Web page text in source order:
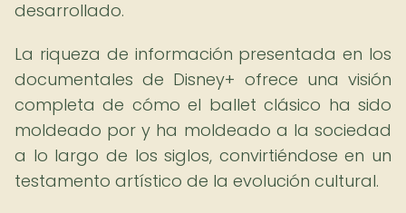
desarrollado.
La riqueza de información presentada en los
documentales de Disney+ ofrece una visión
completa de cómo el ballet clásico ha sido
moldeado por y ha moldeado a la sociedad
a lo largo de los siglos, convirtiéndose en un
testamento artístico de la evolución cultural.